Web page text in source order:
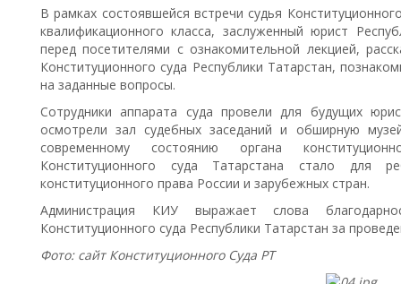
В рамках состоявшейся встречи судья
квалификационного класса, заслуженный юрист
перед посетителями с ознакомительной лекцией,
Конституционного суда Республики Татарстан,
на заданные вопросы.
Сотрудники аппарата суда провели для будущих
осмотрели зал судебных заседаний и обширную
современному состоянию органа
Конституционного суда Татарстана стало для
конституционного права России и зарубежных стран.
Администрация КИУ выражает слова
Конституционного суда Республики Татарстан за
Фото: сайт Конституционного Суда РТ